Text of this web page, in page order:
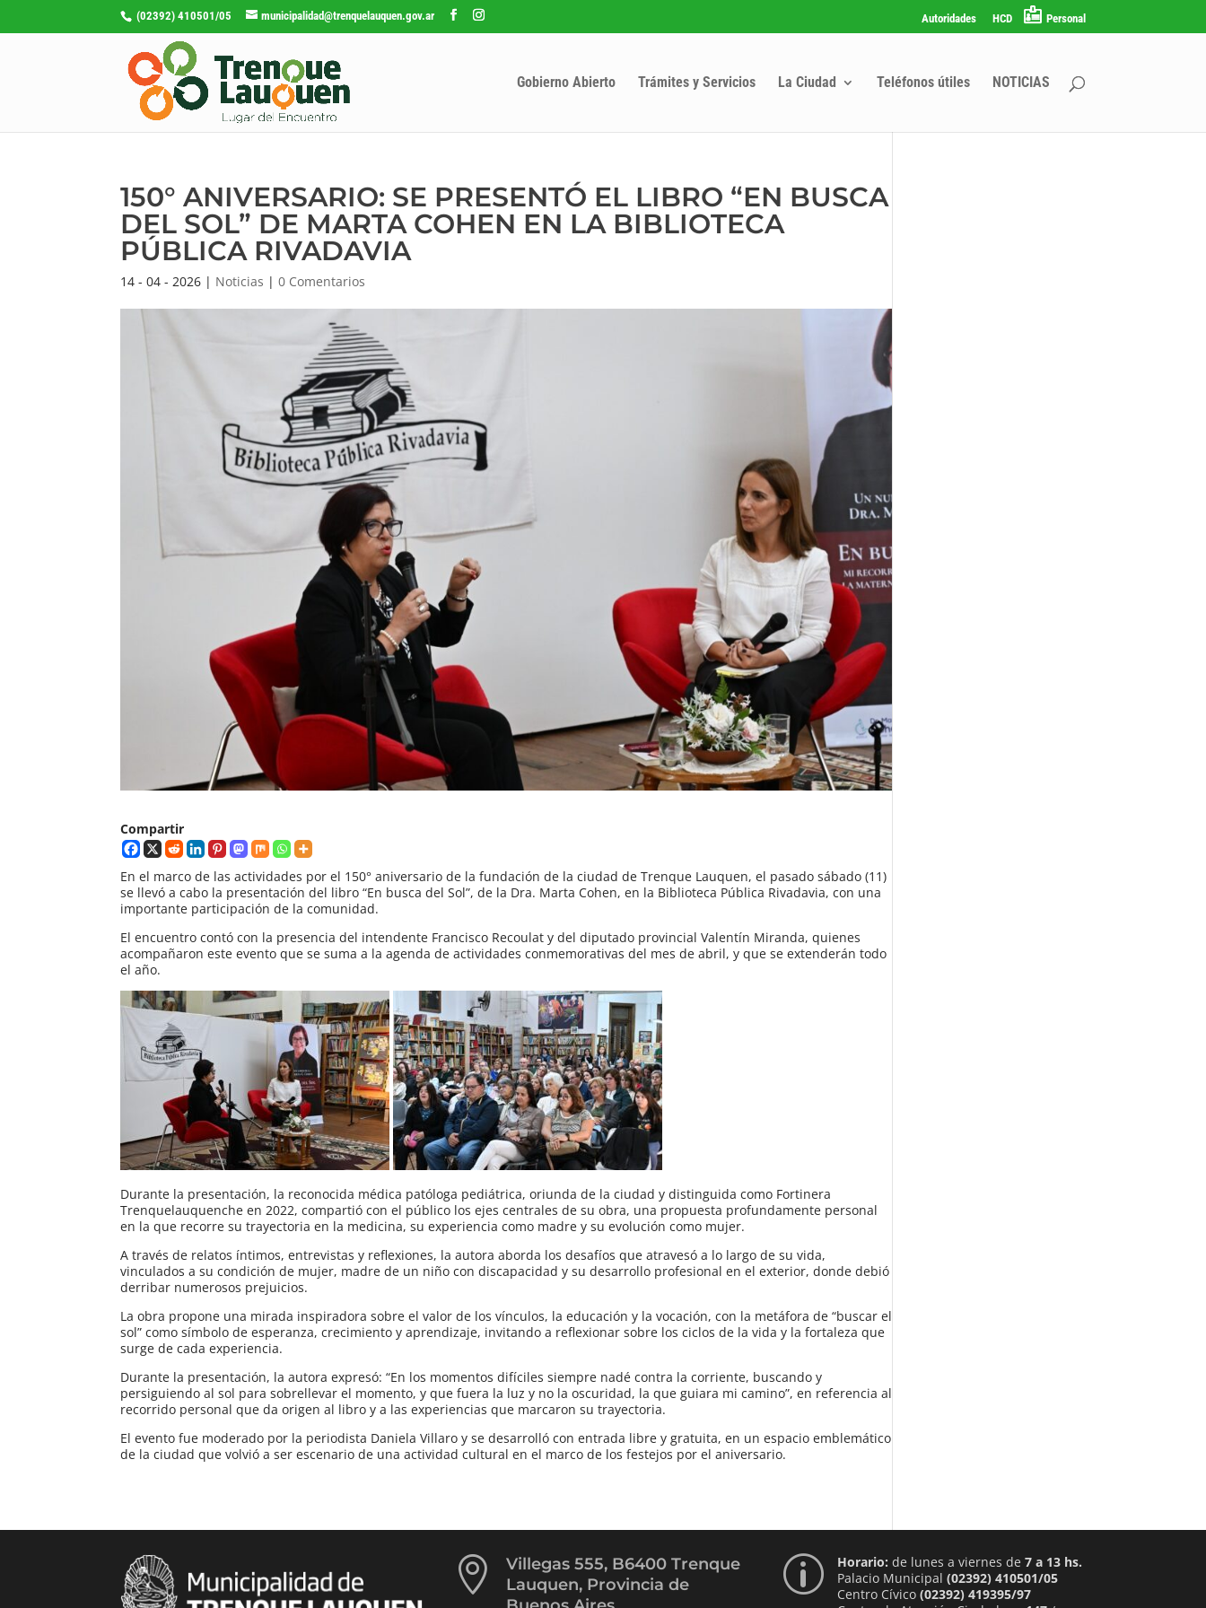
(02392) 410501/05 municipalidad@trenquelauquen.gov.ar Autoridades HCD Personal
Gobierno Abierto Trámites y Servicios La Ciudad Teléfonos útiles NOTICIAS
150° ANIVERSARIO: SE PRESENTÓ EL LIBRO “EN BUSCA
DEL SOL” DE MARTA COHEN EN LA BIBLIOTECA
PÚBLICA RIVADAVIA
14 - 04 - 2026 | Noticias |0 Comentarios
Compartir
En el marco de las actividades por el 150° aniversario de la fundación de la ciudad de Trenque Lauquen, el pasado sábado (11)
se llevó a cabo la presentación del libro “En busca del Sol”, de la Dra. Marta Cohen, en la Biblioteca Pública Rivadavia, con una
importante participación de la comunidad.
El encuentro contó con la presencia del intendente Francisco Recoulat y del diputado provincial Valentín Miranda, quienes
acompañaron este evento que se suma a la agenda de actividades conmemorativas del mes de abril, y que se extenderán todo
el año.
Durante la presentación, la reconocida médica patóloga pediátrica, oriunda de la ciudad y distinguida como Fortinera
Trenquelauquenche en 2022, compartió con el público los ejes centrales de su obra, una propuesta profundamente personal
en la que recorre su trayectoria en la medicina, su experiencia como madre y su evolución como mujer.
A través de relatos íntimos, entrevistas y reflexiones, la autora aborda los desafíos que atravesó a lo largo de su vida,
vinculados a su condición de mujer, madre de un niño con discapacidad y su desarrollo profesional en el exterior, donde debió
derribar numerosos prejuicios.
La obra propone una mirada inspiradora sobre el valor de los vínculos, la educación y la vocación, con la metáfora de “buscar el
sol” como símbolo de esperanza, crecimiento y aprendizaje, invitando a reflexionar sobre los ciclos de la vida y la fortaleza que
surge de cada experiencia.
Durante la presentación, la autora expresó: “En los momentos difíciles siempre nadé contra la corriente, buscando y
persiguiendo al sol para sobrellevar el momento, y que fuera la luz y no la oscuridad, la que guiara mi camino”, en referencia al
recorrido personal que da origen al libro y a las experiencias que marcaron su trayectoria.
El evento fue moderado por la periodista Daniela Villaro y se desarrolló con entrada libre y gratuita, en un espacio emblemático
de la ciudad que volvió a ser escenario de una actividad cultural en el marco de los festejos por el aniversario.

Villegas 555, B6400 Trenque
Lauquen, Provincia de
p Horario: de lunes a viernes de 7 a 13 hs.
Palacio Municipal (02392) 410501/05
Centro Cívico (02392) 419395/97